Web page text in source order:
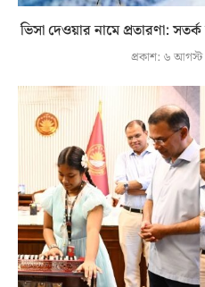
ভিসা দেওয়ার নামে প্রতারণা:
প্রকাশ: ৬ আগস্ট